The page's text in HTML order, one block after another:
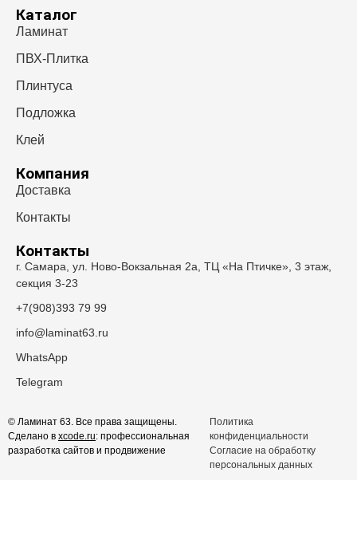
Каталог
Ламинат
ПВХ-Плитка
Плинтуса
Подложка
Клей
Компания
Доставка
Контакты
Контакты
г. Самара, ул. Ново-Вокзальная 2а, ТЦ «На Птичке», 3 этаж,
секция 3-23
+7(908)393 79 99
info@laminat63.ru
WhatsApp
Telegram
© Ламинат 63. Все права защищены.
Сделано в xcode.ru: профессиональная
разработка сайтов и продвижение
Политика
конфиденциальности
Согласие на обработку
персональных данных